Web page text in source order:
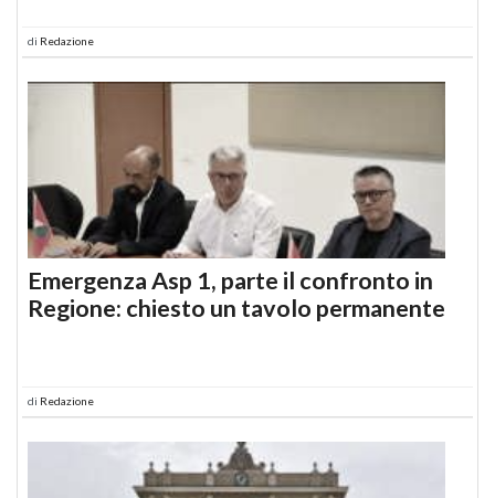
di Redazione
Emergenza Asp 1, parte il confronto in
Regione: chiesto un tavolo permanente
di Redazione